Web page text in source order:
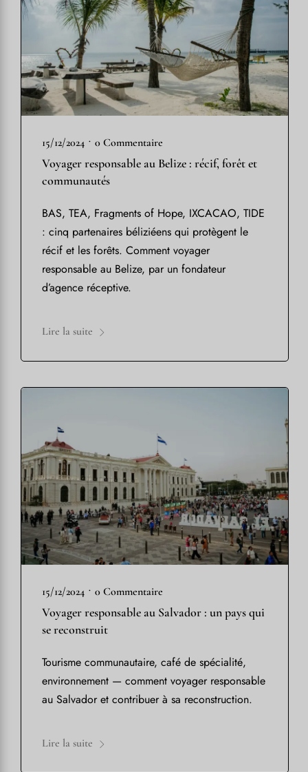
15/12/2024 • 0 Commentaire
Voyager responsable au Belize : récif, forêt et
communautés
BAS, TEA, Fragments of Hope, IXCACAO, TIDE
: cinq partenaires béliziéens qui protègent le
récif et les forêts. Comment voyager
responsable au Belize, par un fondateur
d’agence réceptive.
Lire la suite
15/12/2024 • 0 Commentaire
Voyager responsable au Salvador : un pays qui
se reconstruit
Tourisme communautaire, café de spécialité,
environnement — comment voyager responsable
au Salvador et contribuer à sa reconstruction.
Lire la suite